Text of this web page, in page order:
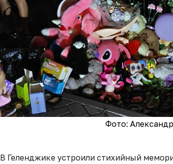
Фото:
В Геленджике устроили стихийный